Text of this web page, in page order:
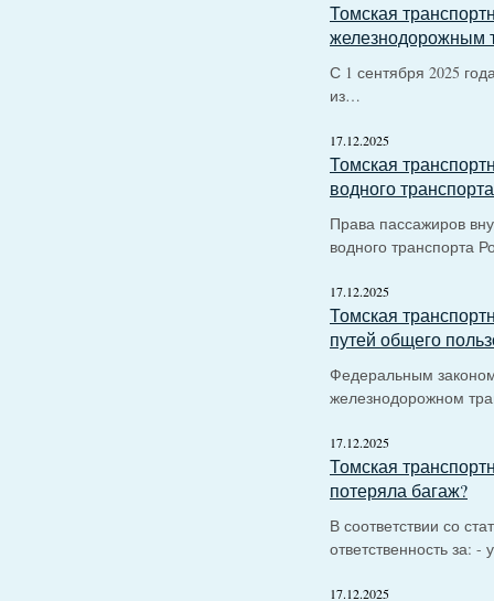
Томская
железнодорожным
С 1 сентября 2025
из…
17.12.2025
Томская
водного транспорта
Права пассажиров
водного транспорта
17.12.2025
Томская
путей общего
Федеральным
железнодорожном
17.12.2025
Томская
потеряла багаж?
В соответствии со
ответственность за: -
17.12.2025